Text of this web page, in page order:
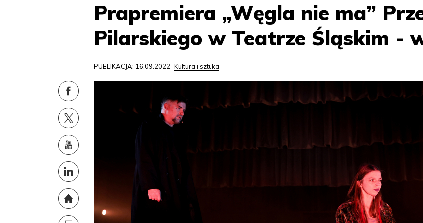
Prapremiera „Węgla nie ma”
Pilarskiego w Teatrze Śląskim -
PUBLIKACJA: 16.09.2022 Kultura i sztuka